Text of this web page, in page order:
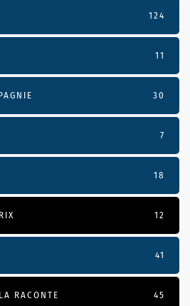
124
11
30
7
18
12
41
RACONTE 45